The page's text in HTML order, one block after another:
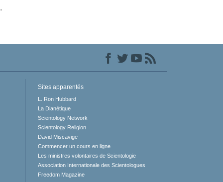
Sites apparentés
L. Ron Hubbard
La Dianétique
Scientology Network
Scientology Religion
David Miscavige
Commencer un cours en ligne
Les ministres volontaires de Scientologie
Association Internationale des Scientologues
Freedom Magazine